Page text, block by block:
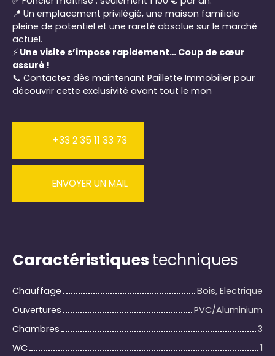
📍 Un emplacement privilégié, une maison familiale
pleine de potentiel et une rareté absolue sur le marché
actuel.
⚡ Une visite s’impose rapidement… Coup de cœur
assuré !
📞 Contactez dès maintenant Paillette Immobilier pour
découvrir cette exclusivité avant tout le mon
+33 2 35 11 33 73
ENVOYER UN MAIL
Caractéristiques techniques
Chauffage
Bois, Electrique
Ouvertures
PVC/Aluminium
Chambres
3
WC
1